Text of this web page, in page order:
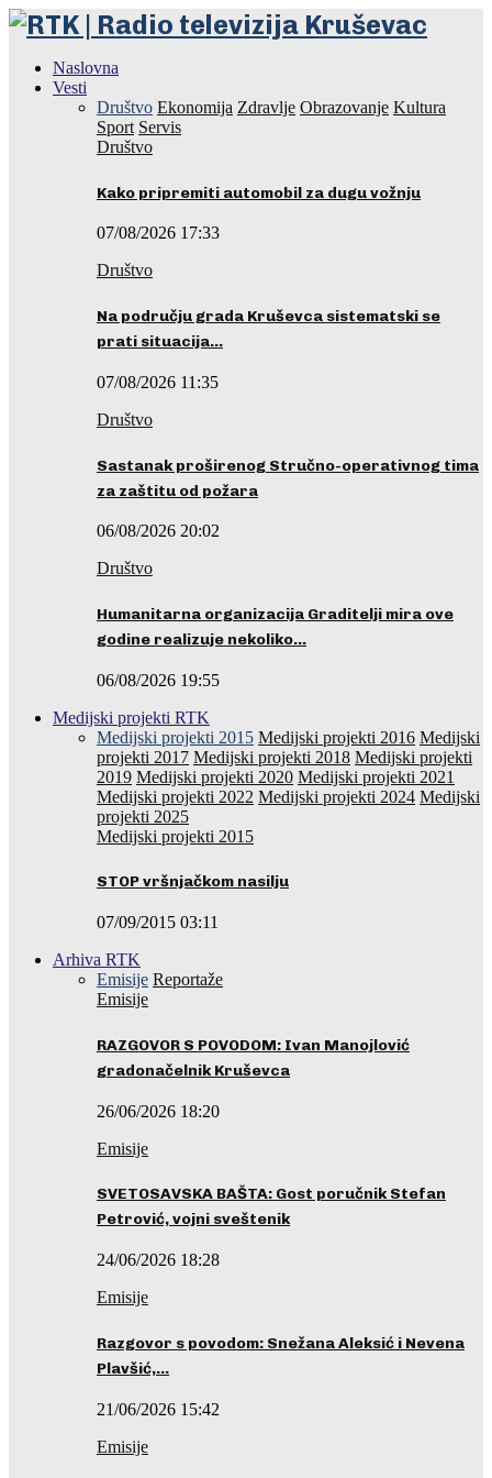
Naslovna
Vesti
Društvo Ekonomija Zdravlje Obrazovanje Kultura
Sport Servis
Društvo
Kako pripremiti automobil za dugu vožnju
07/08/2026 17:33
Društvo
Na području grada Kruševca sistematski se
prati situacija…
07/08/2026 11:35
Društvo
Sastanak proširenog Stručno-operativnog tima
za zaštitu od požara
06/08/2026 20:02
Društvo
Humanitarna organizacija Graditelji mira ove
godine realizuje nekoliko…
06/08/2026 19:55
Medijski projekti RTK
Medijski projekti 2015 Medijski projekti 2016 Medijski
projekti 2017 Medijski projekti 2018 Medijski projekti
2019 Medijski projekti 2020 Medijski projekti 2021
Medijski projekti 2022 Medijski projekti 2024 Medijski
projekti 2025
Medijski projekti 2015
STOP vršnjačkom nasilju
07/09/2015 03:11
Arhiva RTK
Emisije Reportaže
Emisije
RAZGOVOR S POVODOM: Ivan Manojlović
gradonačelnik Kruševca
26/06/2026 18:20
Emisije
SVETOSAVSKA BAŠTA: Gost poručnik Stefan
Petrović, vojni sveštenik
24/06/2026 18:28
Emisije
Razgovor s povodom: Snežana Aleksić i Nevena
Plavšić,…
21/06/2026 15:42
Emisije